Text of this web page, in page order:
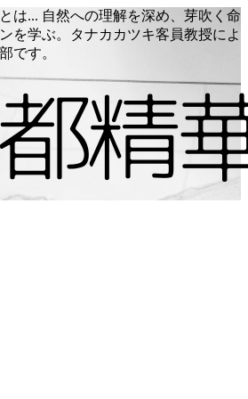
は... 自然への理解を深め、芽吹く命
を学ぶ。タナカカツキ客員教授によ
です。